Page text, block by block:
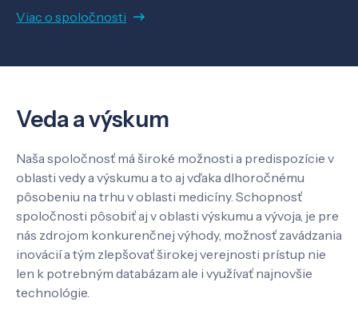
Viac o spoločnosti
Veda a výskum
Naša spoločnosť má široké možnosti a predispozície v
oblasti vedy a výskumu a to aj vďaka dlhoročnému
pôsobeniu na trhu v oblasti medicíny. Schopnosť
spoločnosti pôsobiť aj v oblasti výskumu a vývoja, je pre
nás zdrojom konkurenčnej výhody, možnosť zavádzania
inovácií a tým zlepšovať širokej verejnosti prístup nie
len k potrebným databázam ale i využívať najnovšie
technológie.